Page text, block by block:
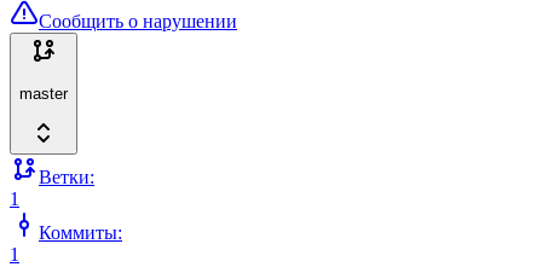
Сообщить о нарушении
master
Ветки:
1
Коммиты:
1